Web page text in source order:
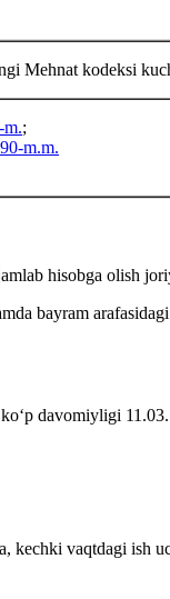
Mehnat kodeksi
m.;
m.m.
hisobga olish
bayram
davomiyligi
vaqtdagi ish